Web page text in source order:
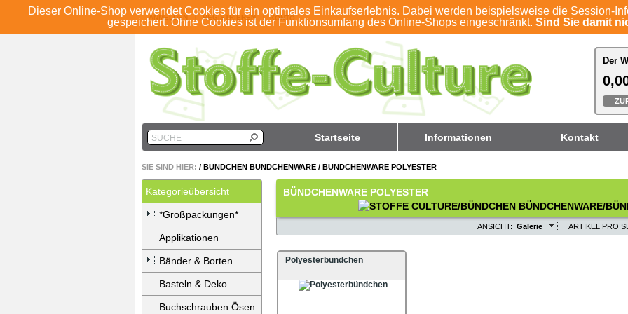
Dieser Online-Shop verwendet Cookies für ein optimales Einkaufserlebnis. Dabei werden beispielsweise die Session-
gespeichert. Ohne Cookies ist der Funktionsumfang des Online-Shops eingeschränkt. Sind Sie damit
ANMELDEN REGISTRIEREN KONTO
Startseite Informationen Kontakt
Der
Der
SUCHE
SIE SIND HIER: / BÜNDCHEN BÜNDCHENWARE / BÜNDCHENWARE POLYESTER
Kategorieübersicht
*Großpackungen*
Applikationen
Bänder & Borten
Basteln & Deko
Buchschrauben Ösen
BÜNDCHENWARE POLYESTER
ARTIKEL PRO
ANSICHT: Galerie
Polyesterbündchen